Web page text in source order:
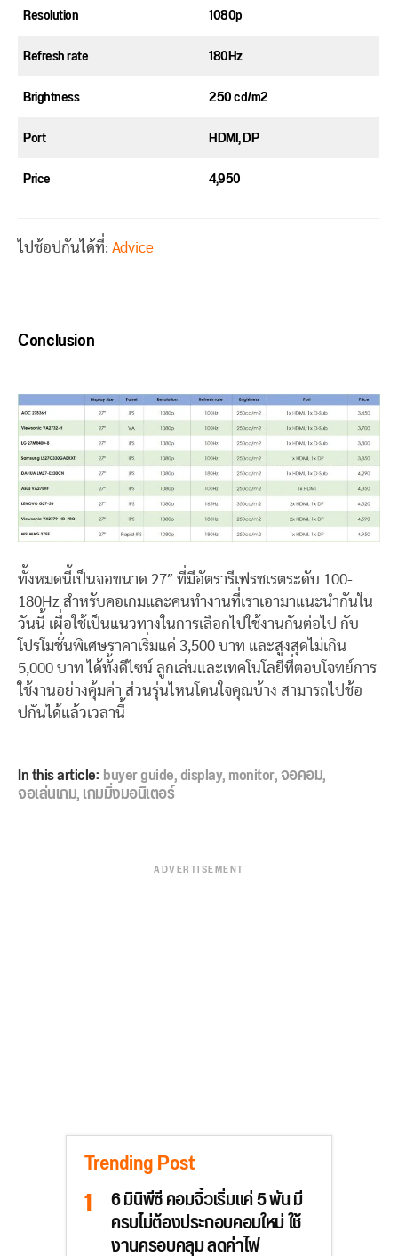
Resolution
1080p
Refresh rate
180Hz
Brightness
250 cd/m2
Port
HDMI, DP
Price
4,950
ไปช้อปกันได้ที่: Advice
Conclusion
ทั้งหมดนี้เป็นจอขนาด 27″ ที่มีอัตรารีเฟรชเรตระดับ 100-
180Hz สำหรับคอเกมและคนทำงานที่เราเอามาแนะนำกันใน
วันนี้ เผื่อใช้เป็นแนวทางในการเลือกไปใช้งานกันต่อไป กับ
โปรโมชั่นพิเศษราคาเริ่มแค่ 3,500 บาท และสูงสุดไม่เกิน
5,000 บาท ได้ทั้งดีไซน์ ลูกเล่นและเทคโนโลยีที่ตอบโจทย์การ
ใช้งานอย่างคุ้มค่า ส่วนรุ่นไหนโดนใจคุณบ้าง สามารถไปช้อ
ปกันได้แล้วเวลานี้
In this article:buyer guide,display,monitor,จอคอม,
จอเล่นเกม,เกมมิ่งมอนิเตอร์
ADVERTISEMENT
Trending Post
6 มินิพีซี คอมจิ๋วเริ่มแค่ 5 พัน มี
ครบไม่ต้องประกอบคอมใหม่ ใช้
งานครอบคลุม ลดค่าไฟ